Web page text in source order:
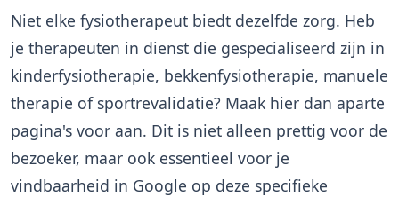
Niet elke fysiotherapeut biedt dezelfde zorg. Heb
je therapeuten in dienst die gespecialiseerd zijn in
kinderfysiotherapie, bekkenfysiotherapie, manuele
therapie of sportrevalidatie? Maak hier dan aparte
pagina's voor aan. Dit is niet alleen prettig voor de
bezoeker, maar ook essentieel voor je
vindbaarheid in Google op deze specifieke